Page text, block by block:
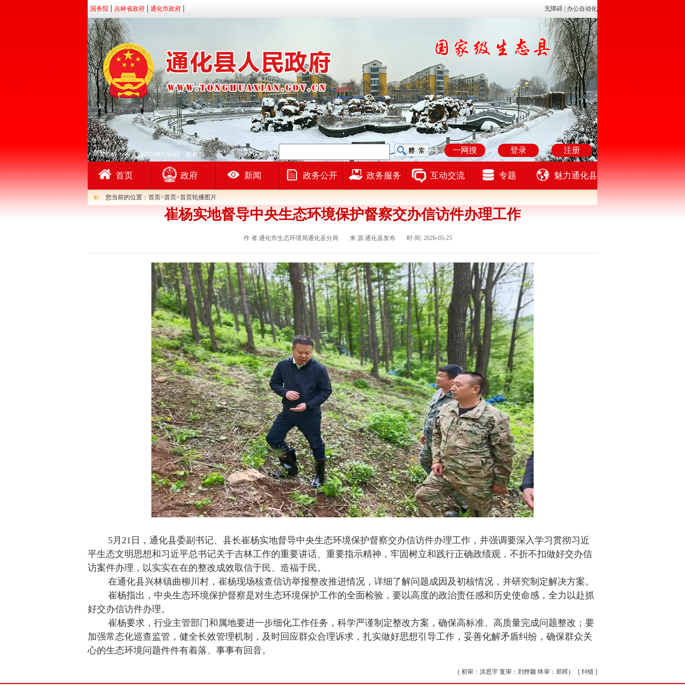
国务院 吉林省政府 通化市政府 无障碍 | 办公自动化
网友你好！今天是2026年8月6日 星期四 一网搜 登录 注册
首页 政府 新闻 政务公开 政务服务 互动交流 专题 魅力通化县
您当前的位置：首页>首页>首页轮播图片
崔杨实地督导中央生态环境保护督察交办信访件办理工作
作 者:通化市生态环境局通化县分局 来 源:通化县发布 时 间: 2026-05-25
5月21日，通化县委副书记、县长崔杨实地督导中央生态环境保护督察交办信访件办理工作，并强调要深入学习贯彻习近
平生态文明思想和习近平总书记关于吉林工作的重要讲话、重要指示精神，牢固树立和践行正确政绩观，不折不扣做好交办信
访案件办理，以实实在在的整改成效取信于民、造福于民。
在通化县兴林镇曲柳川村，崔杨现场核查信访举报整改推进情况，详细了解问题成因及初核情况，并研究制定解决方案。
崔杨指出，中央生态环境保护督察是对生态环境保护工作的全面检验，要以高度的政治责任感和历史使命感，全力以赴抓
好交办信访件办理。
崔杨要求，行业主管部门和属地要进一步细化工作任务，科学严谨制定整改方案，确保高标准、高质量完成问题整改；要
加强常态化巡查监管，健全长效管理机制，及时回应群众合理诉求，扎实做好思想引导工作，妥善化解矛盾纠纷，确保群众关
心的生态环境问题件件有着落、事事有回音。
[ 纠错 ]
( 初审：洪思宇 复审：刘烨颖 终审：郑晖)